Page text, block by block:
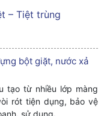
– Tiệt trùng
bột giặt, nước xả
tạo từ nhiều lớp màng
rót tiện dụng, bảo vệ